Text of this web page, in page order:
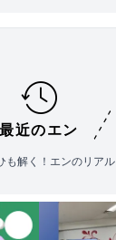
最近のエン
も解く！エンのリアル